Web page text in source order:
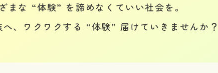
まな “体験” を諦めなくていい社会を。
、ワクワクする “体験” 届けていきませんか？